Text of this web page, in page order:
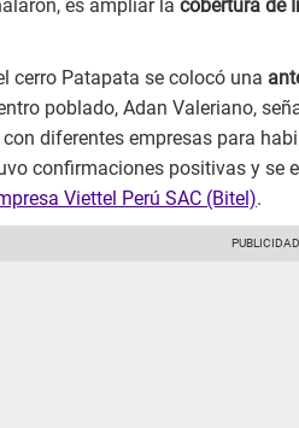
es ampliar la cobertura de
cerro Patapata se colocó una
poblado, Adan Valeriano,
diferentes empresas para
confirmaciones positivas y se
Viettel Perú SAC (Bitel).